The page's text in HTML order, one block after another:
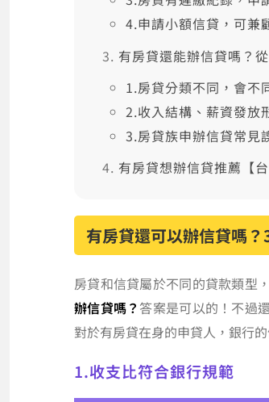
4.申請小額信貸，可
有房貸還能辦信貸嗎？
1.房貸分類不同，會
2.收入結構、薪資發
3.房貸族申辦信貸常見
有房貸想辦信貸推薦【
有房貸還可以辦信貸嗎
房貸和信貸屬於不同的貸款類型
辦信貸嗎？ 答案是可以的！不過
對於有房貸在身的申貸人，銀行
1.收支比符合銀行規範